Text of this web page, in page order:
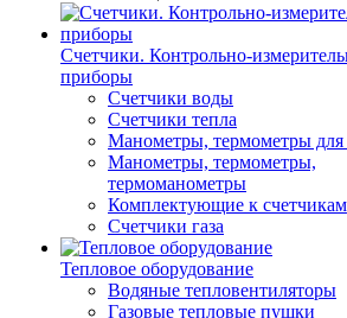
Счетчики. Контрольно-
приборы
Счетчики воды
Счетчики тепла
Манометры, термометры для
Манометры, термометры,
термоманометры
Комплектующие к счетчикам
Счетчики газа
Тепловое оборудование
Водяные тепловентиляторы
Газовые тепловые пушки